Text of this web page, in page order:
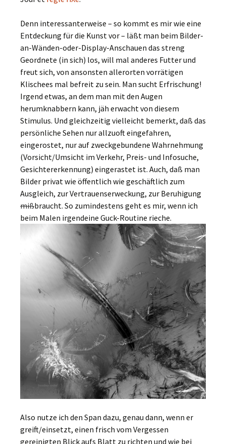
Denn interessanterweise – so kommt es mir wie eine
Entdeckung für die Kunst vor – läßt man beim Bilder-
an-Wänden-oder-Display-Anschauen das streng
Geordnete (in sich) los, will mal anderes Futter und
freut sich, von ansonsten allerorten vorrätigen
Klischees mal befreit zu sein. Man sucht Erfrischung!
Irgend etwas, an dem man mit den Augen
herumknabbern kann, jäh erwacht von diesem
Stimulus. Und gleichzeitig vielleicht bemerkt, daß das
persönliche Sehen nur allzuoft eingefahren,
eingerostet, nur auf zweckgebundene Wahrnehmung
(Vorsicht/Umsicht im Verkehr, Preis- und Infosuche,
Gesichtererkennung) eingerastet ist. Auch, daß man
Bilder privat wie öffentlich wie geschäftlich zum
Ausgleich, zur Vertrauenserweckung, zur Beruhigung
mißbraucht. So zumindestens geht es mir, wenn ich
beim Malen irgendeine Guck-Routine rieche.
Also nutze ich den Span dazu, genau dann, wenn er
greift/einsetzt, einen frisch vom Vergessen
gereinigten Blick aufs Blatt zu richten und wie bei